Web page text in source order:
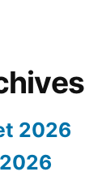
2026